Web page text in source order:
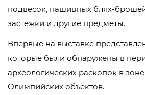
подвесок, нашивных блях-
застежки и другие предметы.
Впервые на выставке
которые были обнаружены в
археологических раскопок в зоне
Олимпийских объектов.